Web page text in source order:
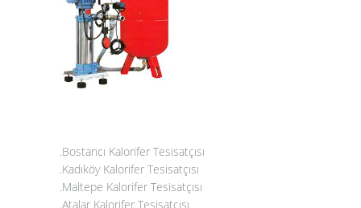
.Bostancı Kalorifer Tesisatçısı
.Kadıköy Kalorifer Tesisatçısı
.Maltepe Kalorifer Tesisatçısı
.Atalar Kalorifer Tesisatçısı